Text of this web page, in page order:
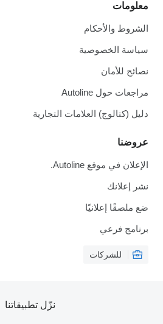
معلومات
الشروط والأحكام
سياسة الخصوصية
نصائح للأمان
مراجعات حول Autoline
دليل (كتالوج) العلامات التجارية
عروضنا
الإعلان في موقع Autoline.
نشر إعلانك
ضع ملصقًا إعلانيًا
برنامج فرعي
للشركات
نزّل تطبيقاتنا